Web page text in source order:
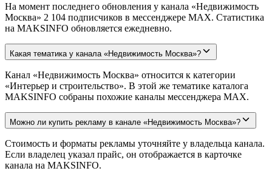
На момент последнего обновления у канала «Недвижимость
Москва» 2 104 подписчиков в мессенджере MAX. Статистика
на MAKSINFO обновляется ежедневно.
Какая тематика у канала «Недвижимость Москва»?
Канал «Недвижимость Москва» относится к категории
«Интерьер и строительство». В этой же тематике каталога
MAKSINFO собраны похожие каналы мессенджера MAX.
Можно ли купить рекламу в канале «Недвижимость Москва»?
Стоимость и форматы рекламы уточняйте у владельца канала.
Если владелец указал прайс, он отображается в карточке
канала на MAKSINFO.